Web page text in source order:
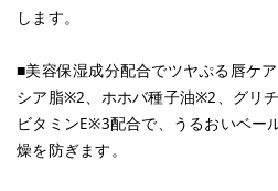
します。
■美容保湿成分配合でツヤぷる唇ケア
シア脂※2、ホホバ種子油※2、グリ
ビタミンE※3配合で、うるおいベー
燥を防ぎます。